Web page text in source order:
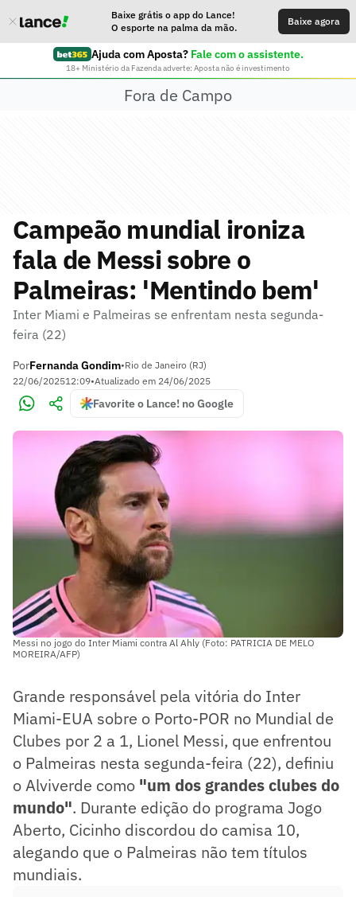
Baixe grátis o app do Lance!
O esporte na palma da mão.
Baixe agora
Ajuda com Aposta? Fale com o assistente.
18+ Ministério da Fazenda adverte: Aposta não é investimento
Fora de Campo
Campeão mundial ironiza
fala de Messi sobre o
Palmeiras: 'Mentindo bem'
Inter Miami e Palmeiras se enfrentam nesta segunda-
feira (22)
PorFernanda Gondim•Rio de Janeiro (RJ)
22/06/202512:09•Atualizado em 24/06/2025
Favorite o Lance! no Google
Messi no jogo do Inter Miami contra Al Ahly (Foto: PATRICIA DE MELO
MOREIRA/AFP)
Grande responsável pela vitória do Inter
Miami-EUA sobre o Porto-POR no Mundial de
Clubes por 2 a 1, Lionel Messi, que enfrentou
o Palmeiras nesta segunda-feira (22), definiu
o Alviverde como "um dos grandes clubes do
mundo". Durante edição do programa Jogo
Aberto, Cicinho discordou do camisa 10,
alegando que o Palmeiras não tem títulos
mundiais.